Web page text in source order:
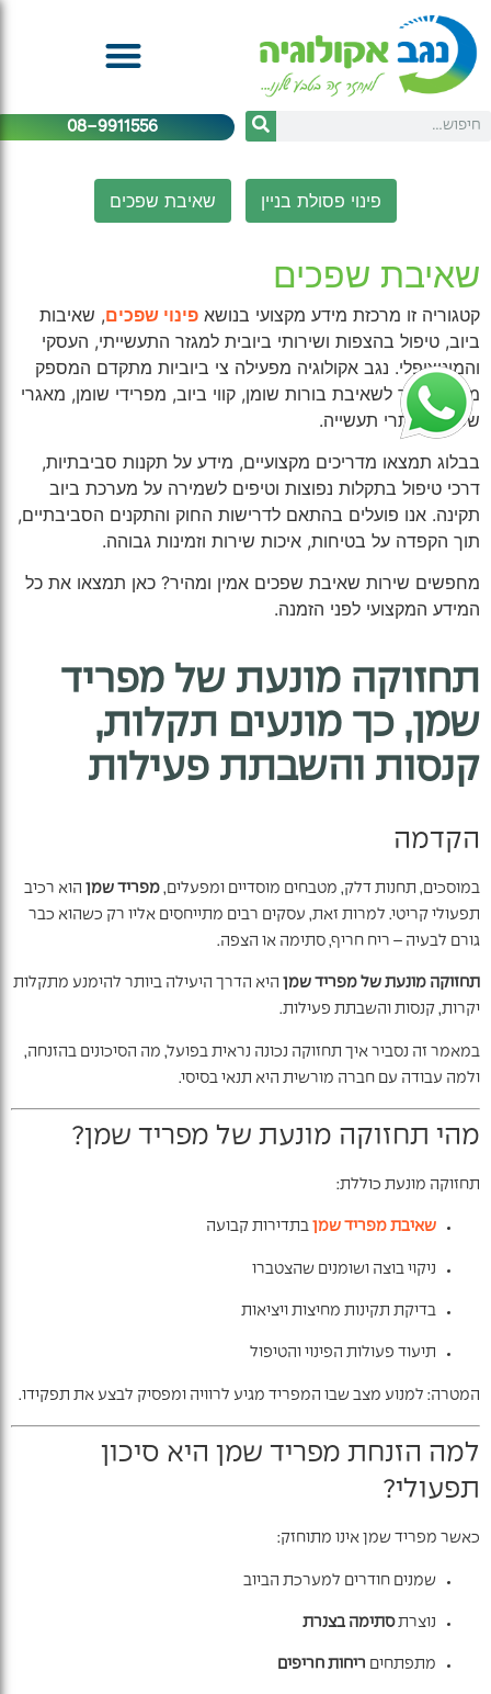
08-9911556
פינוי פסולת בניין שאיבת שפכים
שאיבת שפכים
קטגוריה זו מרכזת מידע מקצועי בנושא פינוי שפכים, שאיבות
ביוב, טיפול בהצפות ושירותי ביובית למגזר התעשייתי, העסקי
והמוניציפלי. נגב אקולוגיה מפעילה צי ביוביות מתקדם המספק
מענה מהיר לשאיבת בורות שומן, קווי ביוב, מפרידי שומן, מאגרי
שפכים ואתרי תעשייה.
בבלוג תמצאו מדריכים מקצועיים, מידע על תקנות סביבתיות,
דרכי טיפול בתקלות נפוצות וטיפים לשמירה על מערכת ביוב
תקינה. אנו פועלים בהתאם לדרישות החוק והתקנים הסביבתיים,
תוך הקפדה על בטיחות, איכות שירות וזמינות גבוהה.
מחפשים שירות שאיבת שפכים אמין ומהיר? כאן תמצאו את כל
המידע המקצועי לפני הזמנה.
תחזוקה מונעת של מפריד
שמן, כך מונעים תקלות,
קנסות והשבתת פעילות
הקדמה
במוסכים, תחנות דלק, מטבחים מוסדיים ומפעלים, מפריד שמן הוא רכיב
תפעולי קריטי. למרות זאת, עסקים רבים מתייחסים אליו רק כשהוא כבר
גורם לבעיה – ריח חריף, סתימה או הצפה.
תחזוקה מונעת של מפריד שמן היא הדרך היעילה ביותר להימנע מתקלות
יקרות, קנסות והשבתת פעילות.
במאמר זה נסביר איך תחזוקה נכונה נראית בפועל, מה הסיכונים בהזנחה,
ולמה עבודה עם חברה מורשית היא תנאי בסיסי.
מהי תחזוקה מונעת של מפריד שמן?
תחזוקה מונעת כוללת:
שאיבת מפריד שמן בתדירות קבועה
ניקוי בוצה ושומנים שהצטברו
בדיקת תקינות מחיצות ויציאות
תיעוד פעולות הפינוי והטיפול
המטרה: למנוע מצב שבו המפריד מגיע לרוויה ומפסיק לבצע את תפקידו.
למה הזנחת מפריד שמן היא סיכון
תפעולי?
כאשר מפריד שמן אינו מתוחזק:
שמנים חודרים למערכת הביוב
נוצרתסתימה בצנרת
מתפתחים ריחות חריפים